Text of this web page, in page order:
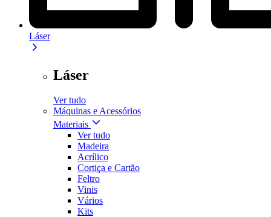
Láser
Láser
Ver tudo
Máquinas e Acessórios
Materiais
Ver tudo
Madeira
Acrílico
Cortiça e Cartão
Feltro
Vinis
Vários
Kits